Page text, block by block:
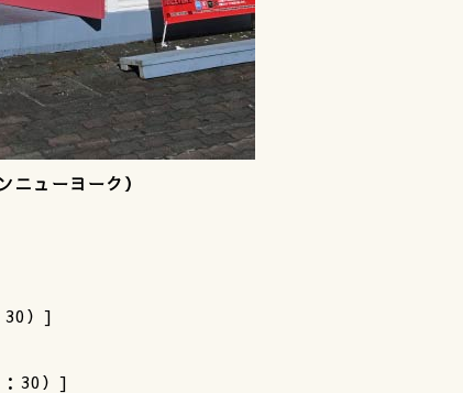
ューヨーク）
30）]
30）]